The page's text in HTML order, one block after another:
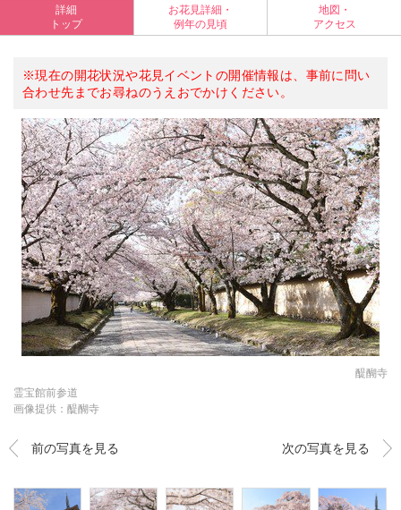
詳細
トップ
お花見詳細・
例年の見頃
地図・
アクセス
※現在の開花状況や花見イベントの開催情報は、事前に問い
合わせ先までお尋ねのうえおでかけください。
醍醐寺
霊宝館前参道
画像提供：醍醐寺
前の写真を見る 次の写真を見る